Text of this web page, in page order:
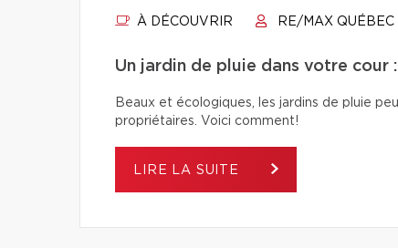
À DÉCOUVRIR RE/MAX QUÉBEC
Un jardin de pluie dans votre cour
Beaux et écologiques, les jardins de pluie
propriétaires. Voici comment!
LIRE LA SUITE